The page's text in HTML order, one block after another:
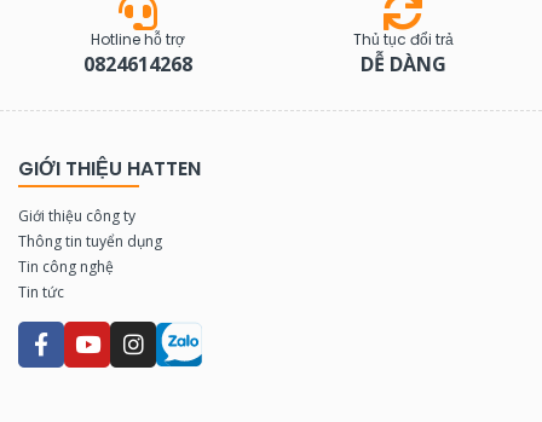
Hotline hỗ trợ
0824614268
Thủ tục đổi trả
DỄ DÀNG
GIỚI THIỆU HATTEN
Giới thiệu công ty
Thông tin tuyển dụng
Tin công nghệ
Tin tức